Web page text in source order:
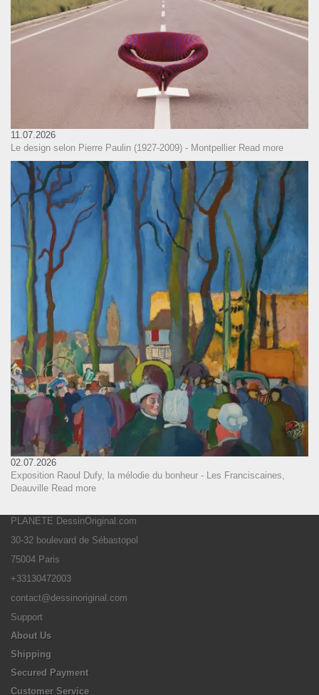
11.07.2026
Le design selon Pierre Paulin (1927-2009) - Montpellier Read more
02.07.2026
Exposition Raoul Dufy, la mélodie du bonheur - Les Franciscaines,
Deauville Read more
PLANETE DessinOriginal.com
30-32 boulevard de Sébastopol
75004 Paris
+33130472003
contact@dessinoriginal.com
Support
About Us
Shipping
Secured Payment
Customer Service